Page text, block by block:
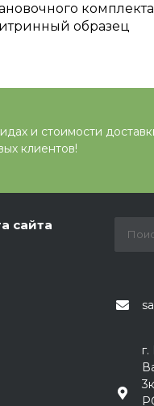
образец
и стоимости
клиентов!
сайта